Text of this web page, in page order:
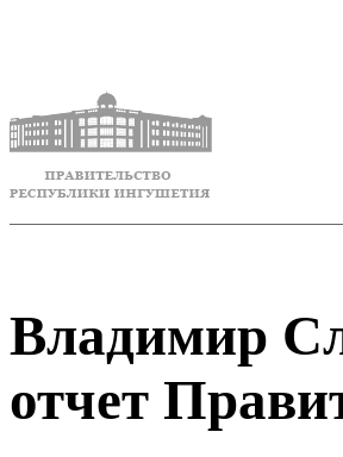
Владимир
отчет